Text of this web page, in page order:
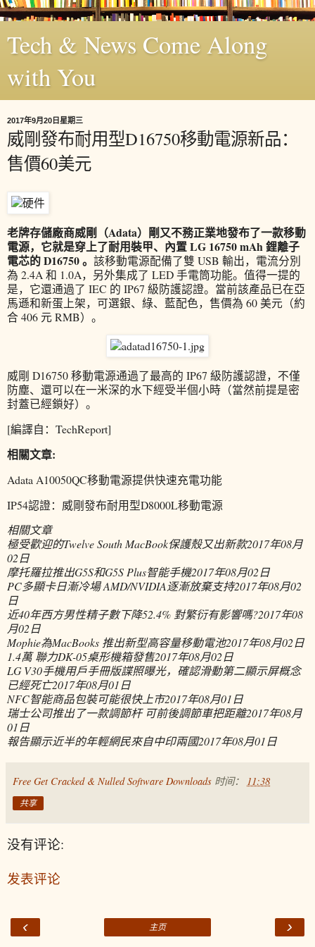
Tech & News Come Along
with You
2017年9月20日星期三
威剛發布耐用型D16750移動電源新品：
售價60美元
老牌存儲廠商威剛（Adata）剛又不務正業地發布了一款移動
電源，它就是穿上了耐用裝甲、內置 LG 16750 mAh 鋰離子
電芯的 D16750 。 該移動電源配備了雙 USB 輸出，電流分別
為 2.4A 和 1.0A，另外集成了 LED 手電筒功能。值得一提的
是，它還通過了 IEC 的 IP67 級防護認證。當前該產品已在亞
馬遜和新蛋上架，可選銀、綠、藍配色，售價為 60 美元（約
合 406 元 RMB）。
威剛 D16750 移動電源通過了最高的 IP67 級防護認證，不僅
防塵、還可以在一米深的水下經受半個小時（當然前提是密
封蓋已經鎖好）。
[編譯自：TechReport]
相關文章:
Adata A10050QC移動電源提供快速充電功能
IP54認證：威剛發布耐用型D8000L移動電源
相關文章
極受歡迎的Twelve South MacBook保護殼又出新款2017年08月
02日
摩托羅拉推出G5S和G5S Plus智能手機2017年08月02日
PC多顯卡日漸冷場 AMD/NVIDIA逐漸放棄支持2017年08月02
日
近40年西方男性精子數下降52.4% 對繁衍有影響嗎?2017年08
月02日
Mophie為MacBooks 推出新型高容量移動電池2017年08月02日
1.4萬 聯力DK-05桌形機箱發售2017年08月02日
LG V30手機用戶手冊版諜照曝光，確認滑動第二顯示屏概念
已經死亡2017年08月01日
NFC智能商品包裝可能很快上市2017年08月01日
瑞士公司推出了一款調節杆 可前後調節車把距離2017年08月
01日
報告顯示近半的年輕網民來自中印兩國2017年08月01日
Free Get Cracked & Nulled Software Downloads 时间： 11:38
共享
没有评论:
发表评论
‹ ›
主页